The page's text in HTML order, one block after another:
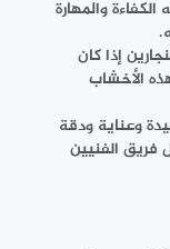
والمهارة
إذا كان
الأخشاب
وعناية ودقة
فريق الفنيين